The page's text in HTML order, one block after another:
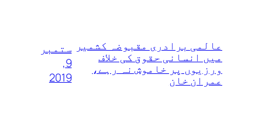
عالمی برادری مقبوضہ کشمیر
میں انسانی حقوق کی خلاف
ورزیوں پر خاموش نہ رہے،
عمران خان
ستمبر
9,
2019